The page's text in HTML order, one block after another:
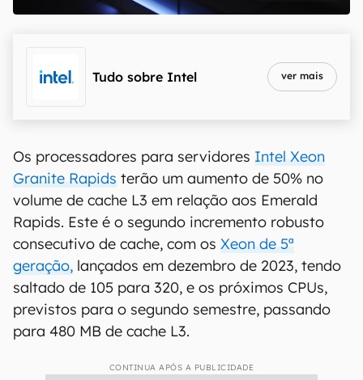
Tudo sobre Intel ver mais
Os processadores para servidores Intel Xeon
Granite Rapids terão um aumento de 50% no
volume de cache L3 em relação aos Emerald
Rapids. Este é o segundo incremento robusto
consecutivo de cache, com os Xeon de 5⁠ª
geração, lançados em dezembro de 2023, tendo
saltado de 105 para 320, e os próximos CPUs,
previstos para o segundo semestre, passando
para 480 MB de cache L3.
CONTINUA APÓS A PUBLICIDADE